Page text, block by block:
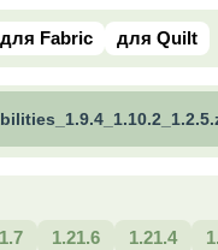
для Fabric для Quilt
1.21.6 1.21.4